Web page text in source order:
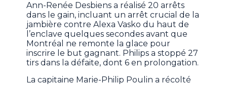
Ann-Renée Desbiens a réalisé 20 arrêts
dans le gain, incluant un arrêt crucial de la
jambière contre Alexa Vasko du haut de
l’enclave quelques secondes avant que
Montréal ne remonte la glace pour
inscrire le but gagnant. Philips a stoppé 27
tirs dans la défaite, dont 6 en prolongation.
La capitaine Marie-Philip Poulin a récolté